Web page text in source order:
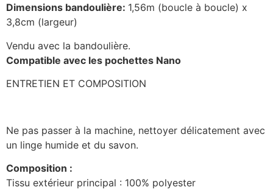
Dimensions bandoulière: 1,56m (boucle à boucle) x
3,8cm (largeur)
Vendu avec la bandoulière.
Compatible avec les pochettes Nano
ENTRETIEN ET COMPOSITION
Ne pas passer à la machine, nettoyer délicatement avec
un linge humide et du savon.
Composition :
Tissu extérieur principal : 100% polyester